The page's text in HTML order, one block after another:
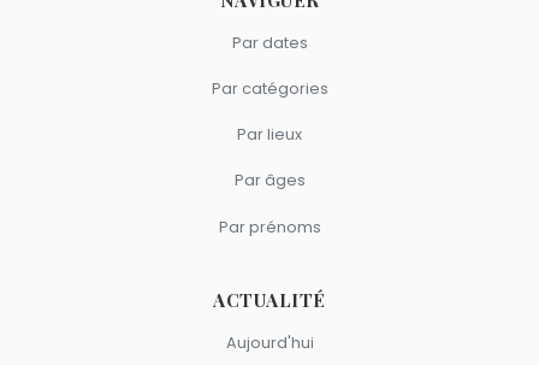
Par dates
Par catégories
Par lieux
Par âges
Par prénoms
ACTUALITÉ
Aujourd'hui